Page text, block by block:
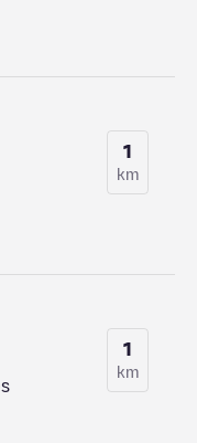
1
km
1
km